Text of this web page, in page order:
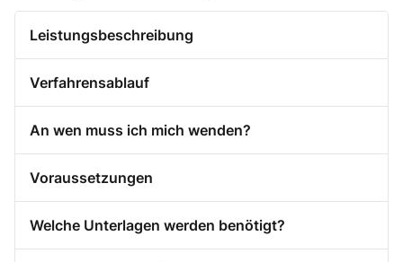
Leistungsbeschreibung
Verfahrensablauf
An wen muss ich mich wenden?
Voraussetzungen
Welche Unterlagen werden benötigt?